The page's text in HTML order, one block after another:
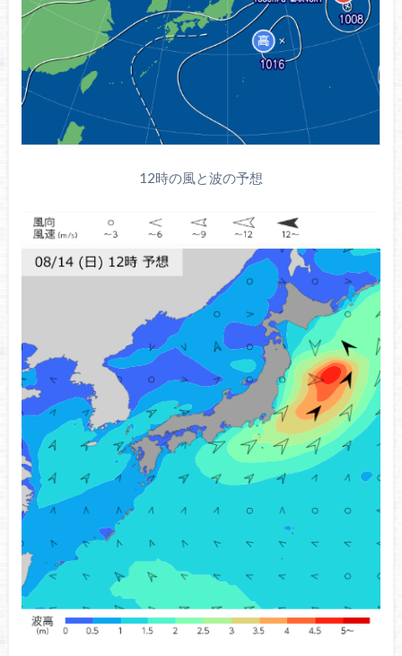
12時の風と波の予想